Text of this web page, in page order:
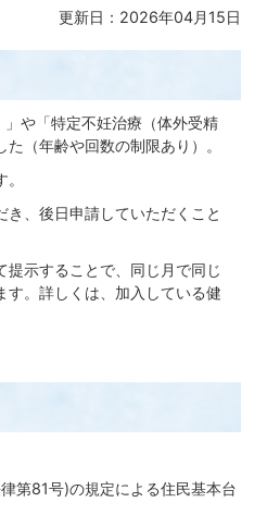
更新日：2026年04月15日
や「特定不妊治療（体外受精
（年齢や回数の制限あり）。
、後日申請していただくこと
示することで、同じ月で同じ
す。詳しくは、加入している健
第81号)の規定による住民基本台